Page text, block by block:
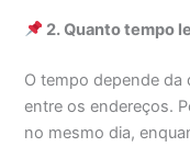
2. Quanto tempo
O tempo depende da
entre os endereços.
no mesmo dia,